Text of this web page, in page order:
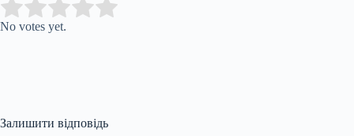
Rate this item:
No votes yet.
Залишити відповідь